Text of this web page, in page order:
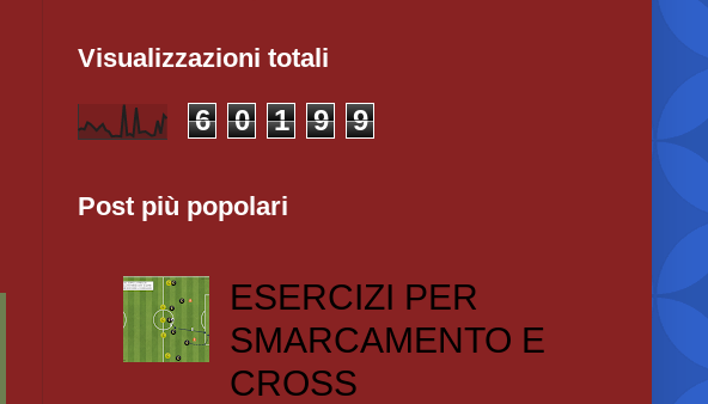
Visualizzazioni totali
6 0 1 9 9
Post più popolari
ESERCIZI PER
SMARCAMENTO E
CROSS